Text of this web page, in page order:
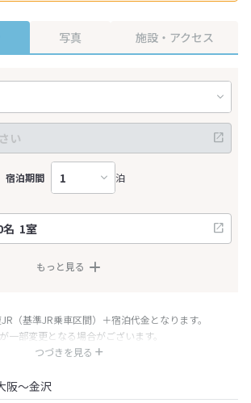
写真 施設・アクセス
宿泊期間 泊
もっと見る
つづきを見る
（基準JR乗車区間）＋宿泊代金となります。
一部変更となる場合がございます。
金・プラン内容は一定時間ごとに更新されます。最
阪～金沢